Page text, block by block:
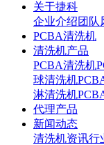
关于捷科
企业介绍团队
PCBA清洗机
清洗机产品
PCBA清洗机
球清洗机
淋清洗机
代理产品
新闻动态
清洗机资讯行